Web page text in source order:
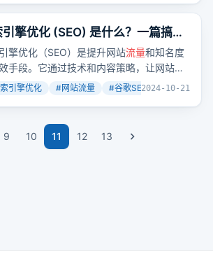
率。那么，你的企业是否已经拥有自己的
了呢？
擎优化 (SEO) 是什么？一篇搞懂
基础观念
擎优化（SEO）是提升网站流量和知名度
手段。它通过技术和内容策略，让网站更
被搜索引擎收录并排名靠前。但SEO并非一
引擎优化 #网站流量 #谷歌SEO +2
2024-10-21
9 10 11 12 13